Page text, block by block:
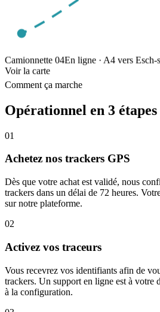
Camionnette 04En ligne · A4 vers
Voir la carte
Comment ça marche
Opérationnel en 3 étapes
01
Achetez nos trackers GPS
Dès que votre achat est validé, nous
trackers dans un délai de 72 heures.
sur notre plateforme.
02
Activez vos traceurs
Vous recevrez vos identifiants afin de
trackers. Un support en ligne est à votre
à la configuration.